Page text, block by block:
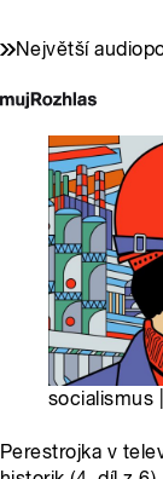
Největší
socialismus
Perestrojka v